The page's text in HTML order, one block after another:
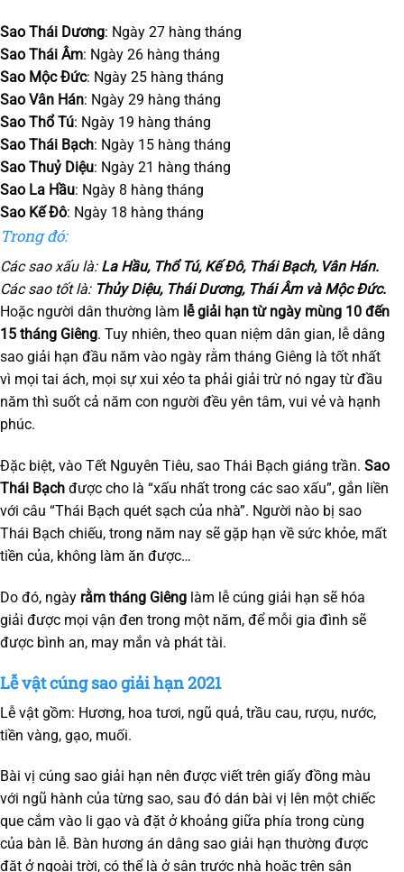
Sao Thái Dương: Ngày 27 hàng tháng
Sao Thái Âm: Ngày 26 hàng tháng
Sao Mộc Đức: Ngày 25 hàng tháng
Sao Vân Hán: Ngày 29 hàng tháng
Sao Thổ Tú: Ngày 19 hàng tháng
Sao Thái Bạch: Ngày 15 hàng tháng
Sao Thuỷ Diệu: Ngày 21 hàng tháng
Sao La Hầu: Ngày 8 hàng tháng
Sao Kế Đô: Ngày 18 hàng tháng
Trong đó:
Các sao xấu là: La Hầu, Thổ Tú, Kế Đô, Thái Bạch, Vân Hán.
Các sao tốt là: Thủy Diệu, Thái Dương, Thái Âm và Mộc Đức.
Hoặc người dân thường làm lễ giải hạn từ ngày mùng 10 đến
15 tháng Giêng. Tuy nhiên, theo quan niệm dân gian, lễ dâng
sao giải hạn đầu năm vào ngày rằm tháng Giêng là tốt nhất
vì mọi tai ách, mọi sự xui xẻo ta phải giải trừ nó ngay từ đầu
năm thì suốt cả năm con người đều yên tâm, vui vẻ và hạnh
phúc.
Đặc biệt, vào Tết Nguyên Tiêu, sao Thái Bạch giáng trần. Sao
Thái Bạch được cho là “xấu nhất trong các sao xấu”, gắn liền
với câu “Thái Bạch quét sạch của nhà”. Người nào bị sao
Thái Bạch chiếu, trong năm nay sẽ gặp hạn về sức khỏe, mất
tiền của, không làm ăn được…
Do đó, ngày rằm tháng Giêng làm lễ cúng giải hạn sẽ hóa
giải được mọi vận đen trong một năm, để mỗi gia đình sẽ
được bình an, may mắn và phát tài.
Lễ vật cúng sao giải hạn 2021
Lễ vật gồm: Hương, hoa tươi, ngũ quả, trầu cau, rượu, nước,
tiền vàng, gạo, muối.
Bài vị cúng sao giải hạn nên được viết trên giấy đồng màu
với ngũ hành của từng sao, sau đó dán bài vị lên một chiếc
que cắm vào li gạo và đặt ở khoảng giữa phía trong cùng
của bàn lễ. Bàn hương án dâng sao giải hạn thường được
đặt ở ngoài trời, có thể là ở sân trước nhà hoặc trên sân